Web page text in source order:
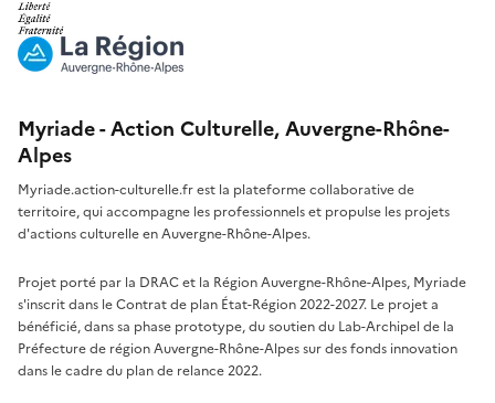
Myriade - Action Culturelle, Auvergne-Rhône-
Alpes
Myriade.action-culturelle.fr est la plateforme collaborative de
territoire, qui accompagne les professionnels et propulse les projets
d'actions culturelle en Auvergne-Rhône-Alpes.
Projet porté par la DRAC et la Région Auvergne-Rhône-Alpes, Myriade
s'inscrit dans le Contrat de plan État-Région 2022-2027. Le projet a
bénéficié, dans sa phase prototype, du soutien du Lab-Archipel de la
Préfecture de région Auvergne-Rhône-Alpes sur des fonds innovation
dans le cadre du plan de relance 2022.